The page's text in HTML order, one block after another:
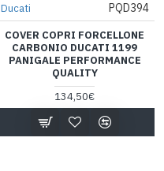
Ducati PQD394
COVER COPRI FORCELLONE
CARBONIO DUCATI 1199
PANIGALE PERFORMANCE
QUALITY
134,50€